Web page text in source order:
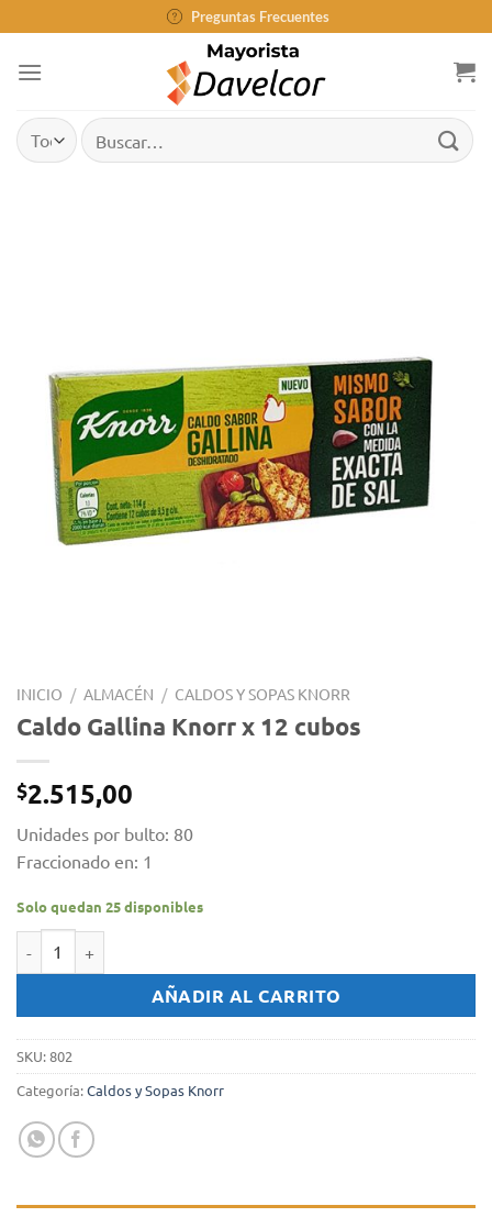
al
contenido
Preguntas Frecuentes
Buscar
por:
INICIO / ALMACÉN / CALDOS Y SOPAS KNORR
Caldo Gallina Knorr x 12 cubos
$2.515,00
Unidades por bulto: 80
Fraccionado en: 1
Solo quedan 25 disponibles
Caldo Gallina Knorr x 12 cubos cantidad
AÑADIR AL CARRITO
SKU:802
Categoría:Caldos y Sopas Knorr